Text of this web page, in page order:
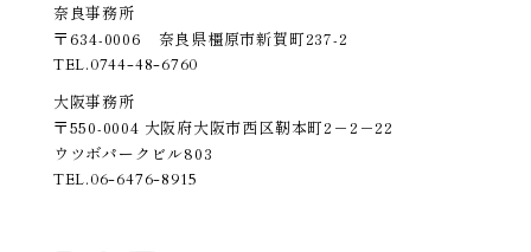
奈良事務所
〒634-0006 奈良県橿原市新賀町237-2
TEL.0744-48-6760
大阪事務所
〒550-0004 大阪府大阪市西区靭本町2－2－22
ウツボパークビル803
TEL.06-6476-8915